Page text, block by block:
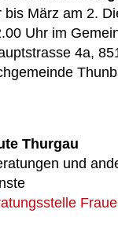
bis März am 2.
Uhr im
4a,
Thurgau
und